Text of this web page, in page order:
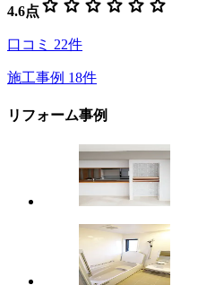
4.6点
口コミ 22件
施工事例 18件
リフォーム事例